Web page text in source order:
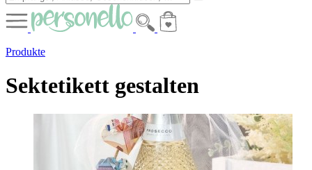
Produkte
Sektetikett gestalten